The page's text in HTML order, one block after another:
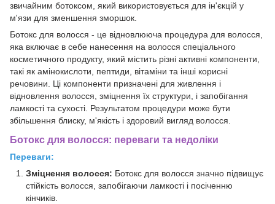
звичайним ботоксом, який використовується для ін'єкцій у
м'язи для зменшення зморшок.
Ботокс для волосся - це відновлююча процедура для волосся,
яка включає в себе нанесення на волосся спеціального
косметичного продукту, який містить різні активні компоненти,
такі як амінокислоти, пептиди, вітаміни та інші корисні
речовини. Ці компоненти призначені для живлення і
відновлення волосся, зміцнення їх структури, і запобігання
ламкості та сухості. Результатом процедури може бути
збільшення блиску, м'якість і здоровий вигляд волосся.
Ботокс для волосся: переваги та недоліки
Переваги:
Зміцнення волосся: Ботокс для волосся значно підвищує
стійкість волосся, запобігаючи ламкості і посіченню
кінчиків.